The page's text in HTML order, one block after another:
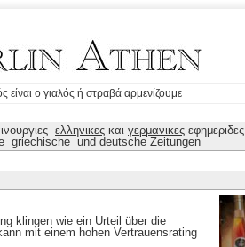
είναι ο γιαλός ή στραβά αρμενίζουμε
ελληνικες και γερμανικες εφημεριδες
griechischeund deutscheZeitungen
klingen wie ein Urteil über die
mit einem hohen Vertrauensrating